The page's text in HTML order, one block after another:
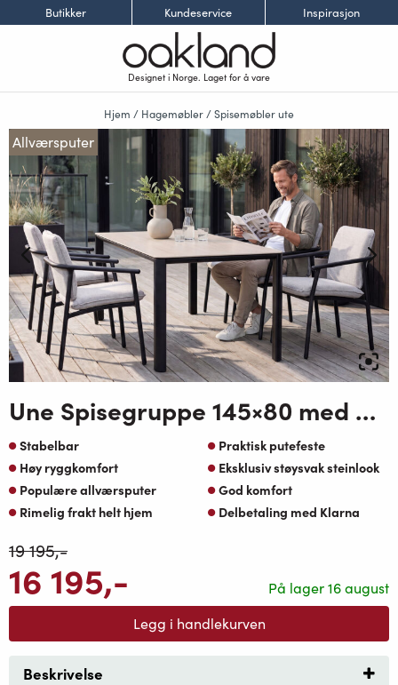
Butikker Kundeservice Inspirasjon
Designet i Norge. Laget for å vare
Hjem / Hagemøbler /Spisemøbler ute
Allværsputer
Une Spisegruppe 145×80 med 4 Une spisestoler greige oaktekstil puter natur travertin topp-koks ramme
Stabelbar
Praktisk putefeste
Høy ryggkomfort
Eksklusiv støysvak steinlook
Populære allværsputer
God komfort
Rimelig frakt helt hjem
Delbetaling med Klarna
På lager 16 august
19 195,-
16 195,-
Legg i handlekurven
Beskrivelse